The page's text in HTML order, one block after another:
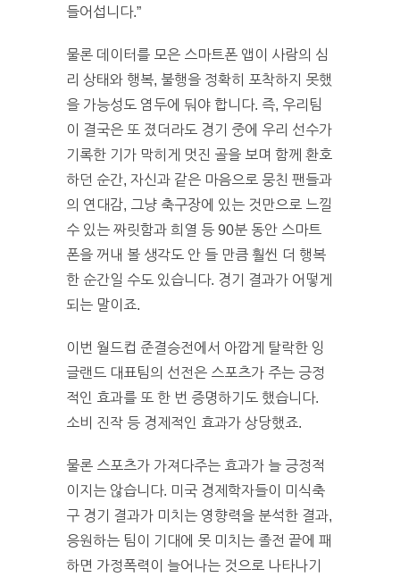
들어섭니다.”
물론 데이터를 모은 스마트폰 앱이 사람의 심
리 상태와 행복, 불행을 정확히 포착하지 못했
을 가능성도 염두에 둬야 합니다. 즉, 우리팀
이 결국은 또 졌더라도 경기 중에 우리 선수가
기록한 기가 막히게 멋진 골을 보며 함께 환호
하던 순간, 자신과 같은 마음으로 뭉친 팬들과
의 연대감, 그냥 축구장에 있는 것만으로 느낄
수 있는 짜릿함과 희열 등 90분 동안 스마트
폰을 꺼내 볼 생각도 안 들 만큼 훨씬 더 행복
한 순간일 수도 있습니다. 경기 결과가 어떻게
되는 말이죠.
이번 월드컵 준결승전에서 아깝게 탈락한 잉
글랜드 대표팀의 선전은 스포츠가 주는 긍정
적인 효과를 또 한 번 증명하기도 했습니다.
소비 진작 등 경제적인 효과가 상당했죠.
물론 스포츠가 가져다주는 효과가 늘 긍정적
이지는 않습니다. 미국 경제학자들이 미식축
구 경기 결과가 미치는 영향력을 분석한 결과,
응원하는 팀이 기대에 못 미치는 졸전 끝에 패
하면 가정폭력이 늘어나는 것으로 나타나기